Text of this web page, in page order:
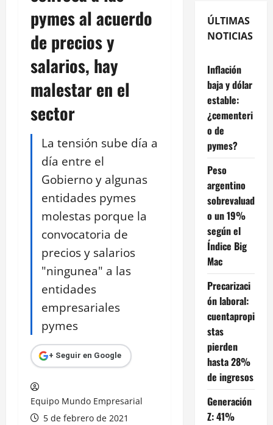
pymes al acuerdo
de precios y
salarios, hay
malestar en el
sector
La tensión sube día a
día entre el
Gobierno y algunas
entidades pymes
molestas porque la
convocatoria de
precios y salarios
"ningunea" a las
entidades
empresariales
pymes
+ Seguir en Google
Equipo Mundo Empresarial
5 de febrero de 2021
ÚLTIMAS
NOTICIAS
Inflación
baja y dólar
estable:
¿cementeri
o de
pymes?
Peso
argentino
sobrevaluad
o un 19%
según el
Índice Big
Mac
Precarizaci
ón laboral:
cuentapropi
stas
pierden
hasta 28%
de ingresos
Generación
Z: 41%